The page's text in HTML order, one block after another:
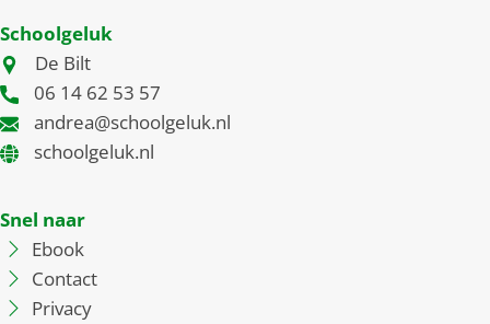
Schoolgeluk
De Bilt
06 14 62 53 57
andrea@schoolgeluk.nl
schoolgeluk.nl
Snel naar
Ebook
Contact
Privacy